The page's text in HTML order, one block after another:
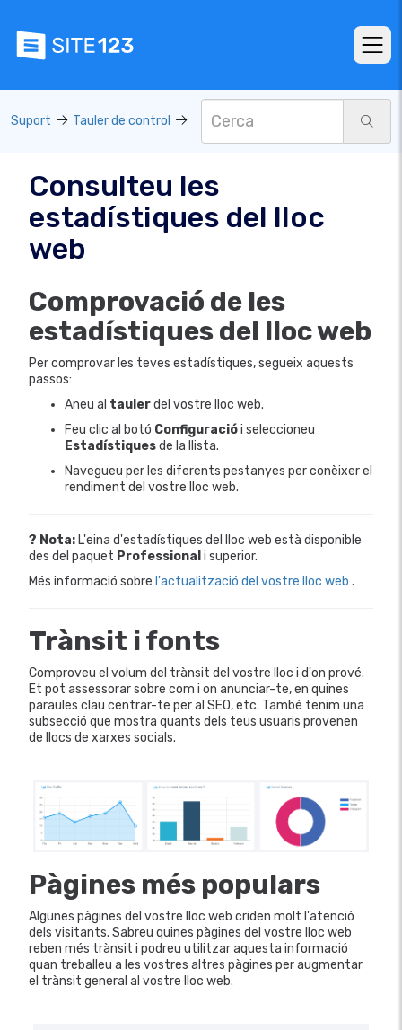
Suport Tauler de control
Consulteu les
estadístiques del lloc
web
Comprovació de les
estadístiques del lloc web
Per comprovar les teves estadístiques, segueix aquests
passos:
Aneu al taulerdel vostre lloc web.
Feu clic al botó Configuraciói seleccioneu
Estadístiquesde la llista.
Navegueu per les diferents pestanyes per conèixer el
rendiment del vostre lloc web.
? Nota: L'eina d'estadístiques del lloc web està disponible
des del paquet Professional i superior.
Més informació sobre l'actualització del vostre lloc web .
Trànsit i fonts
Comproveu el volum del trànsit del vostre lloc i d'on prové.
Et pot assessorar sobre com i on anunciar-te, en quines
paraules clau centrar-te per al SEO, etc. També tenim una
subsecció que mostra quants dels teus usuaris provenen
de llocs de xarxes socials.
Pàgines més populars
Algunes pàgines del vostre lloc web criden molt l'atenció
dels visitants. Sabreu quines pàgines del vostre lloc web
reben més trànsit i podreu utilitzar aquesta informació
quan treballeu a les vostres altres pàgines per augmentar
el trànsit general al vostre lloc web.